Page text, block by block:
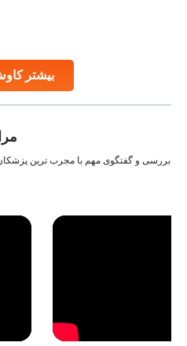
بیشتر
like angioplasty and
بررسی و گفتگوی مهم با مجرب ترین